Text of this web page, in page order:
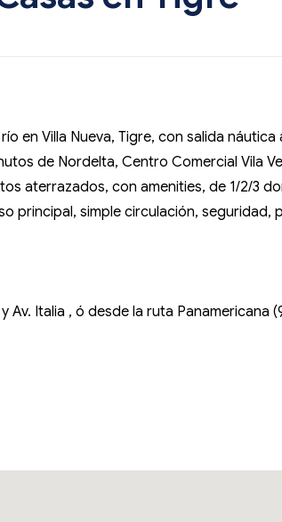
en Villa Nueva, Tigre, con salida
de Nordelta, Centro Comercial Vila
aterrazados, con amenities, de 1/2/3
principal, simple circulación,
Italia , ó desde la ruta Panamericana